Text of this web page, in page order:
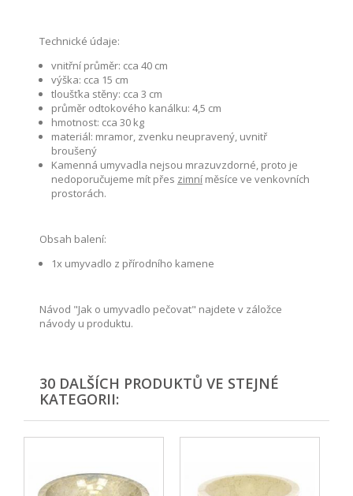
Technické údaje:
vnitřní průměr: cca 40 cm
výška: cca 15 cm
tloušťka stěny: cca 3 cm
průměr odtokového kanálku: 4,5 cm
hmotnost: cca 30 kg
materiál: mramor, zvenku neupravený, uvnitř
broušený
Kamenná umyvadla nejsou mrazuvzdorné, proto je
nedoporučujeme mít přes zimní měsíce ve venkovních
prostorách.
Obsah balení:
1x umyvadlo z přírodního kamene
Návod "Jak o umyvadlo pečovat" najdete v záložce
návody u produktu.
30 DALŠÍCH PRODUKTŮ VE STEJNÉ
KATEGORII: